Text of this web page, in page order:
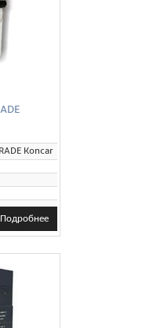
RADE Koncar
Подробнее